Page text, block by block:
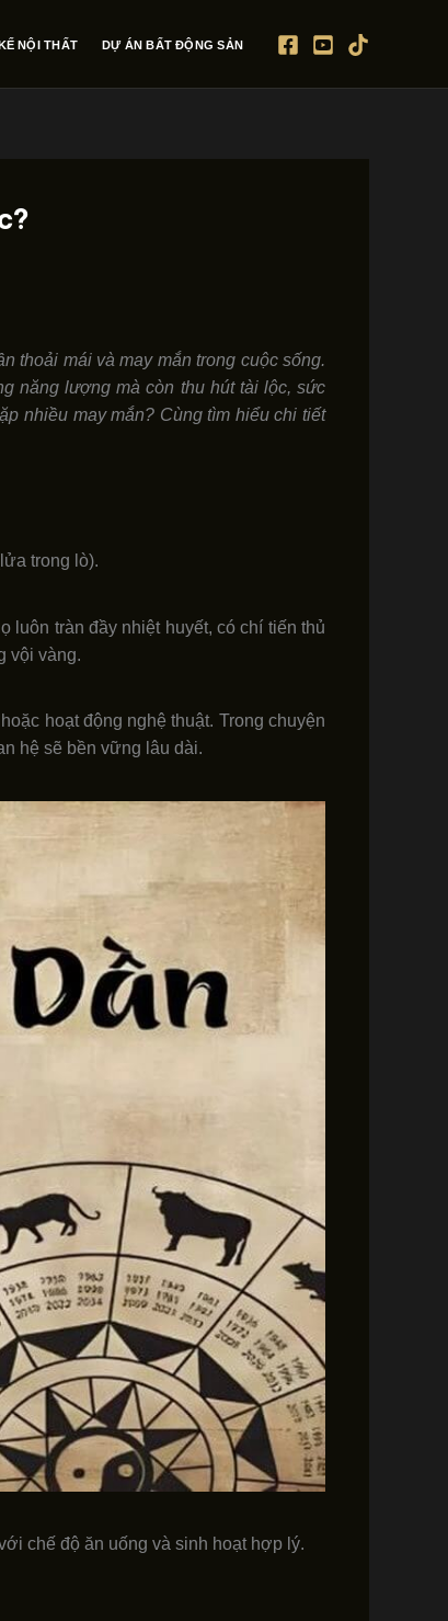
NỘI THẤT DỰ ÁN BẤT ĐỘNG SẢN
thoải mái và may mắn trong cuộc sống.
năng lượng mà còn thu hút tài lộc, sức
nhiều may mắn? Cùng tìm hiểu chi tiết
trong lò).
luôn tràn đầy nhiệt huyết, có chí tiến thủ
vội vàng.
hoạt động nghệ thuật. Trong chuyện
hệ sẽ bền vững lâu dài.
chế độ ăn uống và sinh hoạt hợp lý.